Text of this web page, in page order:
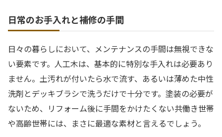
日常のお手入れと補修の手間
日々の暮らしにおいて、メンテナンスの手間は無視できな
い要素です。人工木は、基本的に特別な手入れは必要あり
ません。土汚れが付いたら水で流す、あるいは薄めた中性
洗剤とデッキブラシで洗うだけで十分です。塗装の必要が
ないため、リフォーム後に手間をかけたくない共働き世帯
や高齢世帯には、まさに最適な素材と言えるでしょう。